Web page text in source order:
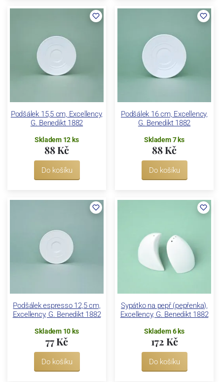
Podšálek 15,5 cm, Excellency,
G. Benedikt 1882
Skladem 12 ks
88 Kč
Do košíku
Podšálek 16 cm, Excellency,
G. Benedikt 1882
Skladem 7 ks
88 Kč
Do košíku
Podšálek espresso 12,5 cm,
Excellency, G. Benedikt 1882
Skladem 10 ks
77 Kč
Do košíku
Sypátko na pepř (pepřenka),
Excellency, G. Benedikt 1882
Skladem 6 ks
172 Kč
Do košíku